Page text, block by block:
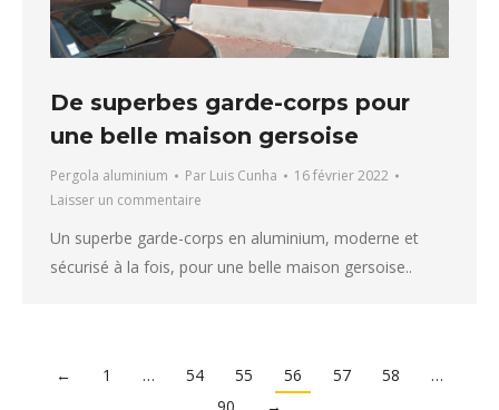
De superbes garde-corps pour
une belle maison gersoise
Pergola aluminium Par Luis Cunha
16 février 2022
Laisser un commentaire
Un superbe garde-corps en aluminium, moderne et
sécurisé à la fois, pour une belle maison gersoise..
← 1 … 54 55 56 57 58
…